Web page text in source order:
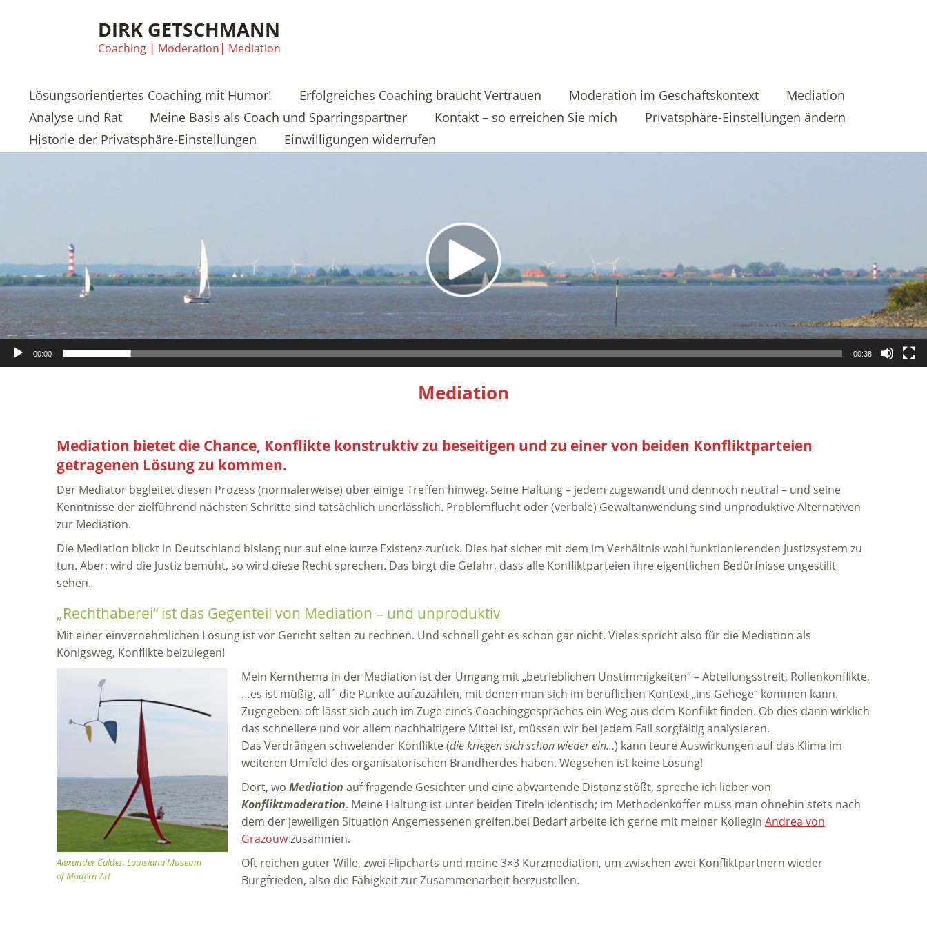
DIRK GETSCHMANN
Coaching | Moderation| Mediation
Lösungsorientiertes Coaching mit Humor! Erfolgreiches Coaching braucht Vertrauen Moderation im Geschäftskontext
Mediation
Analyse und Rat
Meine Basis als Coach und Sparringspartner Kontakt – so erreichen Sie mich
Privatsphäre-Einstellungen ändern
Historie der Privatsphäre-Einstellungen
Einwilligungen widerrufen
00:00 00:38
Mediation
Mediation bietet die Chance, Konflikte konstruktiv zu beseitigen und zu einer von beiden Konfliktparteien
getragenen Lösung zu kommen.
Der Mediator begleitet diesen Prozess (normalerweise) über einige Treffen hinweg. Seine Haltung – jedem zugewandt und dennoch neutral – und seine
Kenntnisse der zielführend nächsten Schritte sind tatsächlich unerlässlich. Problemflucht oder (verbale) Gewaltanwendung sind unproduktive Alternativen
zur Mediation.
Die Mediation blickt in Deutschland bislang nur auf eine kurze Existenz zurück. Dies hat sicher mit dem im Verhältnis wohl funktionierenden Justizsystem zu
tun. Aber: wird die Justiz bemüht, so wird diese Recht sprechen. Das birgt die Gefahr, dass alle Konfliktparteien ihre eigentlichen Bedürfnisse ungestillt
sehen.
„Rechthaberei“ ist das Gegenteil von Mediation – und unproduktiv
Mit einer einvernehmlichen Lösung ist vor Gericht selten zu rechnen. Und schnell geht es schon gar nicht. Vieles spricht also für die Mediation als
Königsweg, Konflikte beizulegen!
Alexander Calder, Louisiana Museum
of Modern Art
Mein Kernthema in der Mediation ist der Umgang mit „betrieblichen Unstimmigkeiten“ – Abteilungsstreit, Rollenkonflikte,
…es ist müßig, all´ die Punkte aufzuzählen, mit denen man sich im beruflichen Kontext „ins Gehege“ kommen kann.
Zugegeben: oft lässt sich auch im Zuge eines Coachinggespräches ein Weg aus dem Konflikt finden. Ob dies dann wirklich
das schnellere und vor allem nachhaltigere Mittel ist, müssen wir bei jedem Fall sorgfältig analysieren.
Das Verdrängen schwelender Konflikte (die kriegen sich schon wieder ein…) kann teure Auswirkungen auf das Klima im
weiteren Umfeld des organisatorischen Brandherdes haben. Wegsehen ist keine Lösung!
Dort, wo Mediation auf fragende Gesichter und eine abwartende Distanz stößt, spreche ich lieber von
Konfliktmoderation. Meine Haltung ist unter beiden Titeln identisch; im Methodenkoffer muss man ohnehin stets nach
dem der jeweiligen Situation Angemessenen greifen.bei Bedarf arbeite ich gerne mit meiner Kollegin Andrea von
Grazouwzusammen.
Oft reichen guter Wille, zwei Flipcharts und meine 3×3 Kurzmediation, um zwischen zwei Konfliktpartnern wieder
Burgfrieden, also die Fähigkeit zur Zusammenarbeit herzustellen.